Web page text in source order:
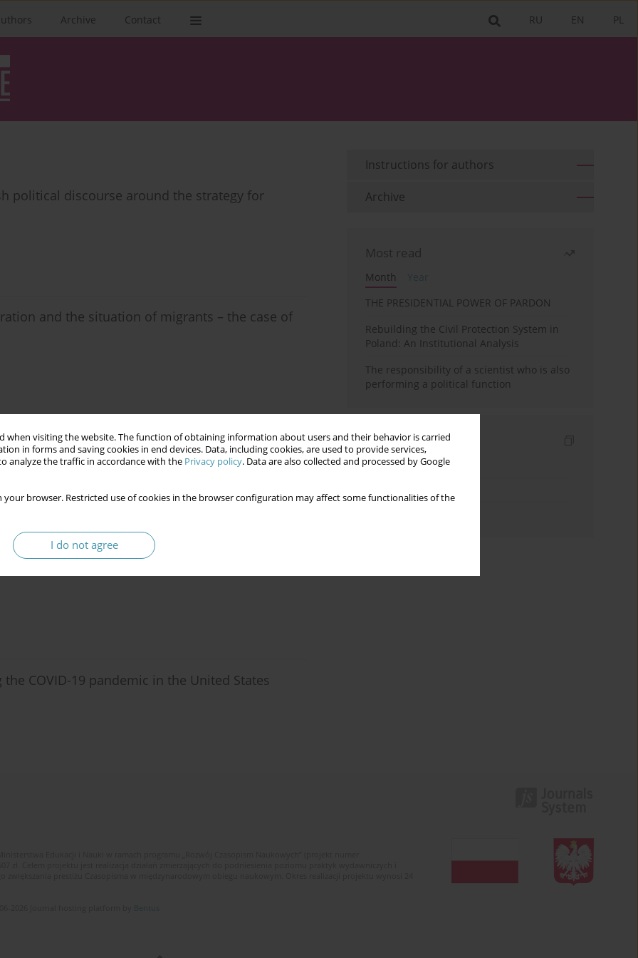
when visiting the website. The function of obtaining information about users and their behavior is carried
in forms and saving cookies in end devices. Data, including cookies, are used to provide services,
analyze the traffic in accordance with the Privacy policy. Data are also collected and processed by Google
your browser. Restricted use of cookies in the browser configuration may affect some functionalities of the
I do not agree
PL
EN
RU
Archive Contact
political discourse around the strategy for
and the situation of migrants – the case of
and the system of public support to non-
on the functioning of public institutions
COVID-19 pandemic in the United States
Instructions for authors
Archive
Most read
Month
THE PRESIDENTIAL POWER OF PARDON
Rebuilding the Civil Protection System in
Poland: An Institutional Analysis
The responsibility of a scientist who is also
performing a political function
Indexes
Keywords index
Bentus